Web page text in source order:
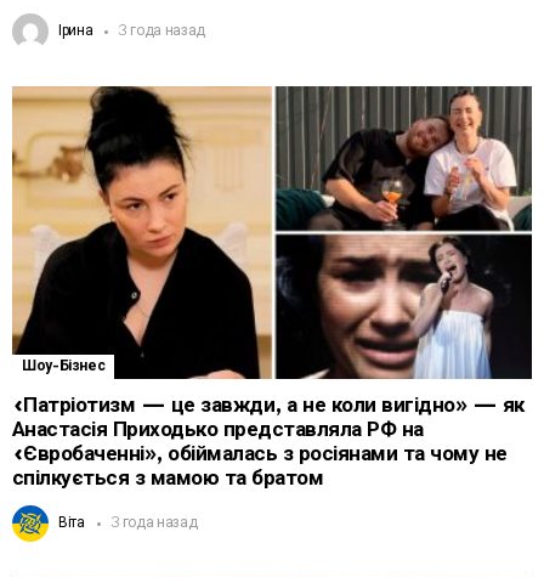
Ірина 3 года назад
Шоу-Бізнес
«Патріотизм — це завжди, а не коли вигідно» — як
Анастасія Приходько представляла РФ на
«Євробаченні», обіймалась з росіянами та чому не
спілкується з мамою та братом
Віта 3 года назад